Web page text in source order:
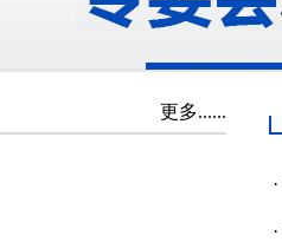
更多......
·
·